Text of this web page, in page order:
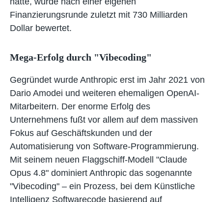
Finanzierungsrunde zuletzt mit 730 Milliarden
Dollar bewertet.
Mega-Erfolg durch "Vibecoding"
Gegründet wurde Anthropic erst im Jahr 2021 von
Dario Amodei und weiteren ehemaligen OpenAI-
Mitarbeitern. Der enorme Erfolg des
Unternehmens fußt vor allem auf dem massiven
Fokus auf Geschäftskunden und der
Automatisierung von Software-Programmierung.
Mit seinem neuen Flaggschiff-Modell "Claude
Opus 4.8" dominiert Anthropic das sogenannte
"Vibecoding" – ein Prozess, bei dem Künstliche
Intelligenz Softwarecode basierend auf